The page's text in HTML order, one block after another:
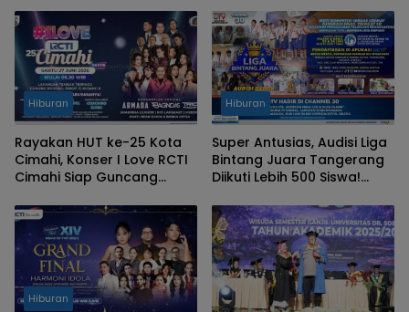
Mulai 14 Agustus!
Beragam Aktivitas Seru
Hiburan
Rayakan HUT ke-25 Kota
Cimahi, Konser I Love RCTI
Cimahi Siap Guncang
Armada, Trio Macan
hingga Shabrina Leanor!
Hiburan
Super Antusias, Audisi Liga
Bintang Juara Tangerang
Diikuti Lebih 500 Siswa!
24 Juni ini
Hiburan